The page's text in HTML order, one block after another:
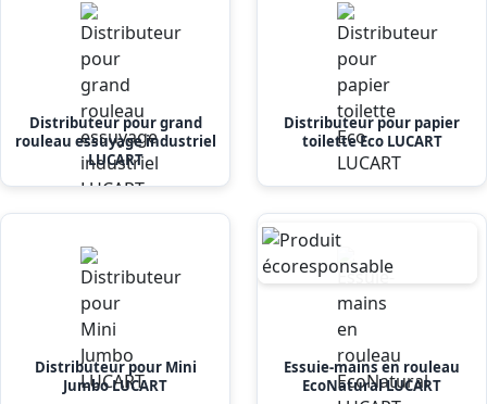
Distributeur pour grand
rouleau essuyage industriel
LUCART
Distributeur pour papier
toilette Eco LUCART
Distributeur pour Mini
Jumbo LUCART
Essuie-mains en rouleau
EcoNatural LUCART